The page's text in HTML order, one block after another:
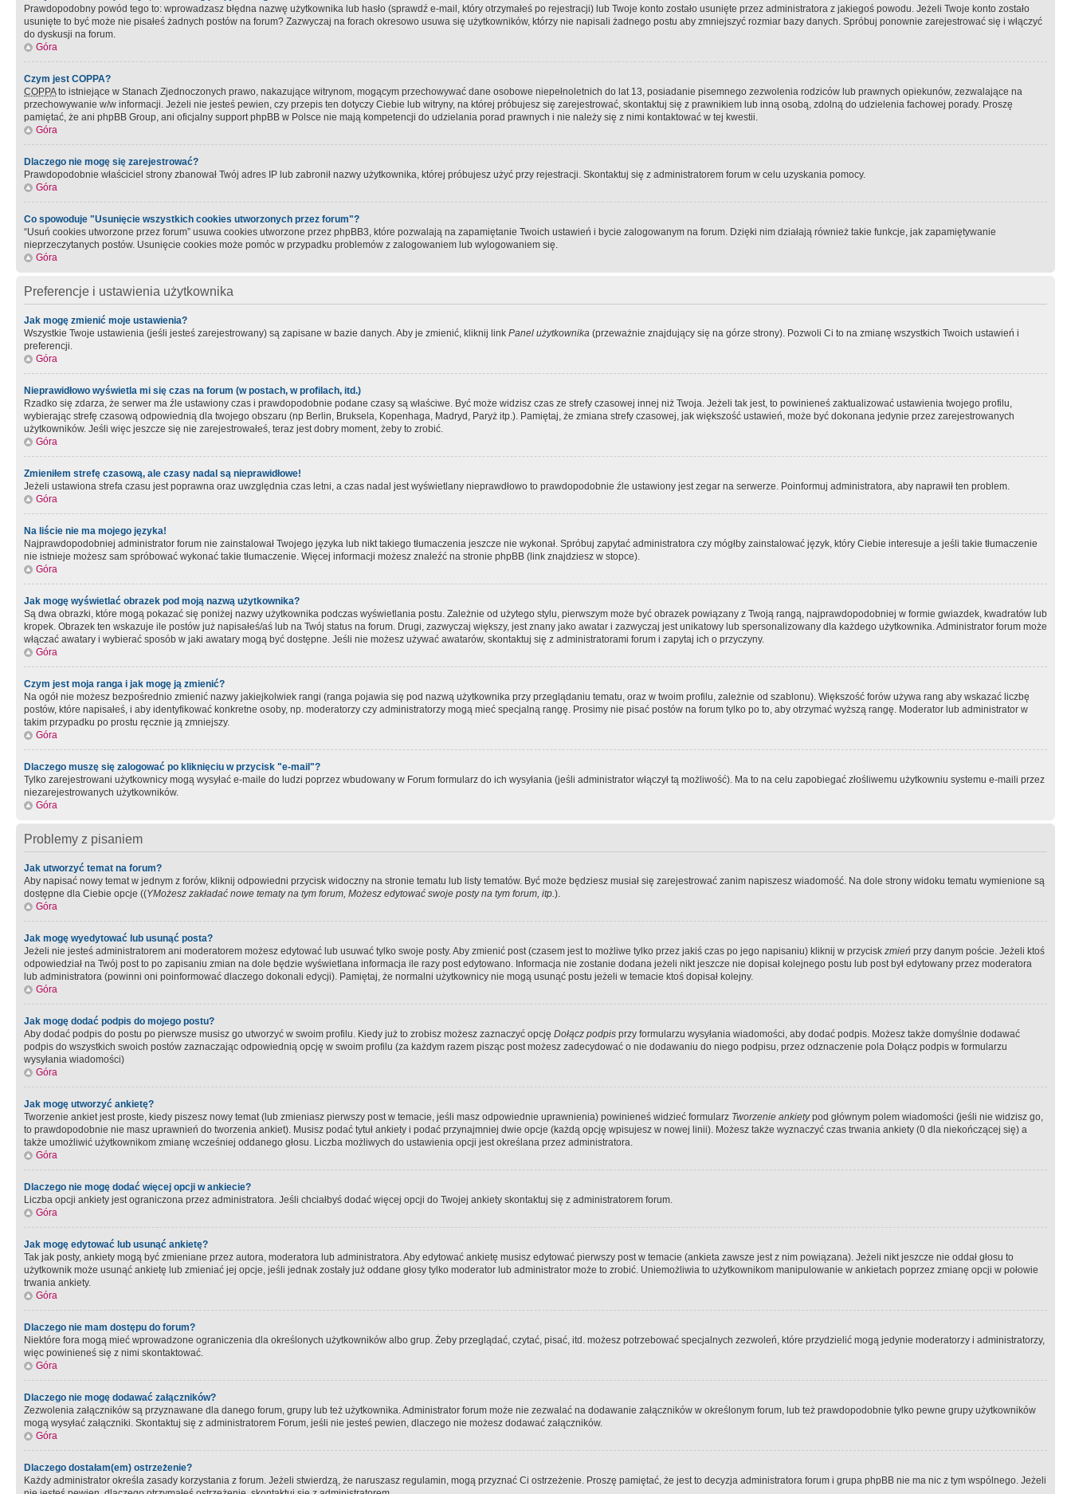
Prawdopodobny powód tego to: wprowadzasz błędna nazwę użytkownika lub hasło (sprawdź e-mail, który otrzymałeś po rejestracji) lub Twoje konto zostało usunięte przez administratora z jakiegoś powodu. Jeżeli Twoje konto zostało
usunięte to być może nie pisałeś żadnych postów na forum? Zazwyczaj na forach okresowo usuwa się użytkowników, którzy nie napisali żadnego postu aby zmniejszyć rozmiar bazy danych. Spróbuj ponownie zarejestrować się i włączyć
do dyskusji na forum.
Góra
Czym jest COPPA?
COPPAto istniejące w Stanach Zjednoczonych prawo, nakazujące witrynom, mogącym przechowywać dane osobowe niepełnoletnich do lat 13, posiadanie pisemnego zezwolenia rodziców lub prawnych opiekunów, zezwalające na
przechowywanie w/w informacji. Jeżeli nie jesteś pewien, czy przepis ten dotyczy Ciebie lub witryny, na której próbujesz się zarejestrować, skontaktuj się z prawnikiem lub inną osobą, zdolną do udzielenia fachowej porady. Proszę
pamiętać, że ani phpBB Group, ani oficjalny support phpBB w Polsce nie mają kompetencji do udzielania porad prawnych i nie należy się z nimi kontaktować w tej kwestii.
Góra
Dlaczego nie mogę się zarejestrować?
Prawdopodobnie właściciel strony zbanował Twój adres IP lub zabronił nazwy użytkownika, której próbujesz użyć przy rejestracji. Skontaktuj się z administratorem forum w celu uzyskania pomocy.
Góra
Co spowoduje "Usunięcie wszystkich cookies utworzonych przez forum"?
“Usuń cookies utworzone przez forum” usuwa cookies utworzone przez phpBB3, które pozwalają na zapamiętanie Twoich ustawień i bycie zalogowanym na forum. Dzięki nim działają również takie funkcje, jak zapamiętywanie
nieprzeczytanych postów. Usunięcie cookies może pomóc w przypadku problemów z zalogowaniem lub wylogowaniem się.
Góra
Preferencje i ustawienia użytkownika
Jak mogę zmienić moje ustawienia?
Wszystkie Twoje ustawienia (jeśli jesteś zarejestrowany) są zapisane w bazie danych. Aby je zmienić, kliknij link Panel użytkownika (przeważnie znajdujący się na górze strony). Pozwoli Ci to na zmianę wszystkich Twoich ustawień i
preferencji.
Góra
Nieprawidłowo wyświetla mi się czas na forum (w postach, w profilach, itd.)
Rzadko się zdarza, że serwer ma źle ustawiony czas i prawdopodobnie podane czasy są właściwe. Być może widzisz czas ze strefy czasowej innej niż Twoja. Jeżeli tak jest, to powinieneś zaktualizować ustawienia twojego profilu,
wybierając strefę czasową odpowiednią dla twojego obszaru (np Berlin, Bruksela, Kopenhaga, Madryd, Paryż itp.). Pamiętaj, że zmiana strefy czasowej, jak większość ustawień, może być dokonana jedynie przez zarejestrowanych
użytkowników. Jeśli więc jeszcze się nie zarejestrowałeś, teraz jest dobry moment, żeby to zrobić.
Góra
Zmieniłem strefę czasową, ale czasy nadal są nieprawidłowe!
Jeżeli ustawiona strefa czasu jest poprawna oraz uwzględnia czas letni, a czas nadal jest wyświetlany nieprawdłowo to prawdopodobnie źle ustawiony jest zegar na serwerze. Poinformuj administratora, aby naprawił ten problem.
Góra
Na liście nie ma mojego języka!
Najprawdopodobniej administrator forum nie zainstalował Twojego języka lub nikt takiego tłumaczenia jeszcze nie wykonał. Spróbuj zapytać administratora czy mógłby zainstalować język, który Ciebie interesuje a jeśli takie tłumaczenie
nie istnieje możesz sam spróbować wykonać takie tłumaczenie. Więcej informacji możesz znaleźć na stronie phpBB (link znajdziesz w stopce).
Góra
Jak mogę wyświetlać obrazek pod moją nazwą użytkownika?
Są dwa obrazki, które mogą pokazać się poniżej nazwy użytkownika podczas wyświetlania postu. Zależnie od użytego stylu, pierwszym może być obrazek powiązany z Twoją rangą, najprawdopodobniej w formie gwiazdek, kwadratów lub
kropek. Obrazek ten wskazuje ile postów już napisałeś/aś lub na Twój status na forum. Drugi, zazwyczaj większy, jest znany jako awatar i zazwyczaj jest unikatowy lub spersonalizowany dla każdego użytkownika. Administrator forum może
włączać awatary i wybierać sposób w jaki awatary mogą być dostępne. Jeśli nie możesz używać awatarów, skontaktuj się z administratorami forum i zapytaj ich o przyczyny.
Góra
Czym jest moja ranga i jak mogę ją zmienić?
Na ogół nie możesz bezpośrednio zmienić nazwy jakiejkolwiek rangi (ranga pojawia się pod nazwą użytkownika przy przeglądaniu tematu, oraz w twoim profilu, zależnie od szablonu). Większość forów używa rang aby wskazać liczbę
postów, które napisałeś, i aby identyfikować konkretne osoby, np. moderatorzy czy administratorzy mogą mieć specjalną rangę. Prosimy nie pisać postów na forum tylko po to, aby otrzymać wyższą rangę. Moderator lub administrator w
takim przypadku po prostu ręcznie ją zmniejszy.
Góra
Dlaczego muszę się zalogować po kliknięciu w przycisk "e-mail"?
Tylko zarejestrowani użytkownicy mogą wysyłać e-maile do ludzi poprzez wbudowany w Forum formularz do ich wysyłania (jeśli administrator włączył tą możliwość). Ma to na celu zapobiegać złośliwemu użytkowniu systemu e-maili przez
niezarejestrowanych użytkowników.
Góra
Problemy z pisaniem
Jak utworzyć temat na forum?
Aby napisać nowy temat w jednym z forów, kliknij odpowiedni przycisk widoczny na stronie tematu lub listy tematów. Być może będziesz musiał się zarejestrować zanim napiszesz wiadomość. Na dole strony widoku tematu wymienione są
dostępne dla Ciebie opcje ((YMożesz zakładać nowe tematy na tym forum, Możesz edytować swoje posty na tym forum, itp.).
Góra
Jak mogę wyedytować lub usunąć posta?
Jeżeli nie jesteś administratorem ani moderatorem możesz edytować lub usuwać tylko swoje posty. Aby zmienić post (czasem jest to możliwe tylko przez jakiś czas po jego napisaniu) kliknij w przycisk zmień przy danym poście. Jeżeli ktoś
odpowiedział na Twój post to po zapisaniu zmian na dole będzie wyświetlana informacja ile razy post edytowano. Informacja nie zostanie dodana jeżeli nikt jeszcze nie dopisał kolejnego postu lub post był edytowany przez moderatora
lub administratora (powinni oni poinformować dlaczego dokonali edycji). Pamiętaj, że normalni użytkownicy nie mogą usunąć postu jeżeli w temacie ktoś dopisał kolejny.
Góra
Jak mogę dodać podpis do mojego postu?
Aby dodać podpis do postu po pierwsze musisz go utworzyć w swoim profilu. Kiedy już to zrobisz możesz zaznaczyć opcję Dołącz podpis przy formularzu wysyłania wiadomości, aby dodać podpis. Możesz także domyślnie dodawać
podpis do wszystkich swoich postów zaznaczając odpowiednią opcję w swoim profilu (za każdym razem pisząc post możesz zadecydować o nie dodawaniu do niego podpisu, przez odznaczenie pola Dołącz podpis w formularzu
wysyłania wiadomości)
Góra
Jak mogę utworzyć ankietę?
Tworzenie ankiet jest proste, kiedy piszesz nowy temat (lub zmieniasz pierwszy post w temacie, jeśli masz odpowiednie uprawnienia) powinieneś widzieć formularz Tworzenie ankietypod głównym polem wiadomości (jeśli nie widzisz go,
to prawdopodobnie nie masz uprawnień do tworzenia ankiet). Musisz podać tytuł ankiety i podać przynajmniej dwie opcje (każdą opcję wpisujesz w nowej linii). Możesz także wyznaczyć czas trwania ankiety (0 dla niekończącej się) a
także umożliwić użytkownikom zmianę wcześniej oddanego głosu. Liczba możliwych do ustawienia opcji jest określana przez administratora.
Góra
Dlaczego nie mogę dodać więcej opcji w ankiecie?
Liczba opcji ankiety jest ograniczona przez administratora. Jeśli chciałbyś dodać więcej opcji do Twojej ankiety skontaktuj się z administratorem forum.
Góra
Jak mogę edytować lub usunąć ankietę?
Tak jak posty, ankiety mogą być zmieniane przez autora, moderatora lub administratora. Aby edytować ankietę musisz edytować pierwszy post w temacie (ankieta zawsze jest z nim powiązana). Jeżeli nikt jeszcze nie oddał głosu to
użytkownik może usunąć ankietę lub zmieniać jej opcje, jeśli jednak zostały już oddane głosy tylko moderator lub administrator może to zrobić. Uniemożliwia to użytkownikom manipulowanie w ankietach poprzez zmianę opcji w połowie
trwania ankiety.
Góra
Dlaczego nie mam dostępu do forum?
Niektóre fora mogą mieć wprowadzone ograniczenia dla określonych użytkowników albo grup. Żeby przeglądać, czytać, pisać, itd. możesz potrzebować specjalnych zezwoleń, które przydzielić mogą jedynie moderatorzy i administratorzy,
więc powinieneś się z nimi skontaktować.
Góra
Dlaczego nie mogę dodawać załączników?
Zezwolenia załączników są przyznawane dla danego forum, grupy lub też użytkownika. Administrator forum może nie zezwalać na dodawanie załączników w określonym forum, lub też prawdopodobnie tylko pewne grupy użytkowników
mogą wysyłać załączniki. Skontaktuj się z administratorem Forum, jeśli nie jesteś pewien, dlaczego nie możesz dodawać załączników.
Góra
Dlaczego dostałam(em) ostrzeżenie?
Każdy administrator określa zasady korzystania z forum. Jeżeli stwierdzą, że naruszasz regulamin, mogą przyznać Ci ostrzeżenie. Proszę pamiętać, że jest to decyzja administratora forum i grupa phpBB nie ma nic z tym wspólnego. Jeżeli